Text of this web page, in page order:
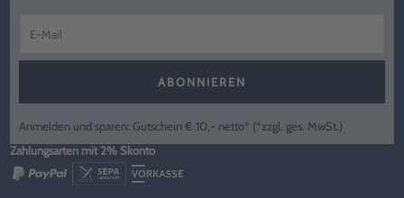
ABONNIEREN
Anmelden und sparen: Gutschein € 10,- netto* (*zzgl. ges. MwSt.)
Zahlungsarten mit 2% Skonto